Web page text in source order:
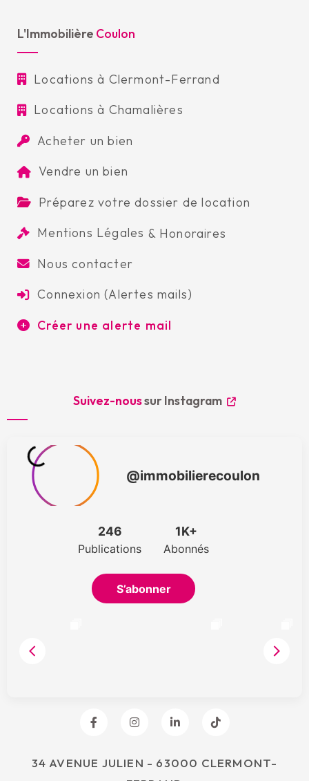
L'Immobilière Coulon
Locations à Clermont-Ferrand
Locations à Chamalières
Acheter un bien
Vendre un bien
Préparez votre dossier de location
Mentions Légales & Honoraires
Nous contacter
Connexion (Alertes mails)
Créer une alerte mail
Suivez-noussur Instagram
34 AVENUE JULIEN - 63000 CLERMONT-